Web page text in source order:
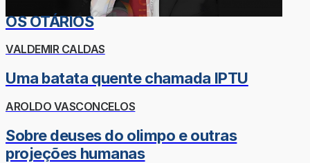
OS OTÁRIOS
VALDEMIR CALDAS
Uma batata quente chamada IPTU
AROLDO VASCONCELOS
Sobre deuses do olimpo e outras
projeções humanas